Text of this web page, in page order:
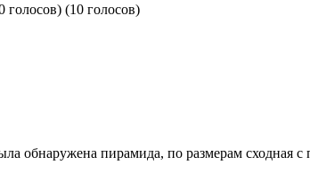
голосов) (10 голосов)
обнаружена пирамида, по размерам сходная